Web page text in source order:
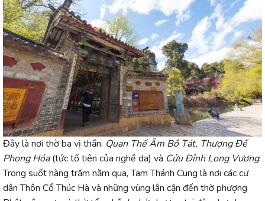
Đây là nơi thờ ba vị thần: Quan Thế Âm Bồ Tát, Thượng Đế
Phong Hóa(tức tổ tiên của nghề da) và Cửu Đỉnh Long Vương.
Trong suốt hàng trăm năm qua, Tam Thánh Cung là nơi các cư
dân Thôn Cổ Thúc Hà và những vùng lân cận đến thờ phượng